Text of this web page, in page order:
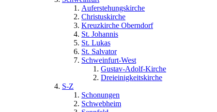
Auferstehungskirche
Christuskirche
Kreuzkirche Oberndorf
St. Johannis
St. Lukas
St. Salvator
Schweinfurt-West
Gustav-Adolf-Kirche
Dreieinigkeitskirche
S-Z
Schonungen
Schwebheim